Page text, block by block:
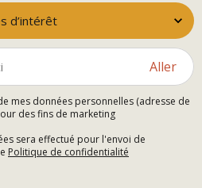
d’intérêt
Aller
mes données personnelles (adresse de
des fins de marketing
sera effectué pour l'envoi de
Politique de confidentialité